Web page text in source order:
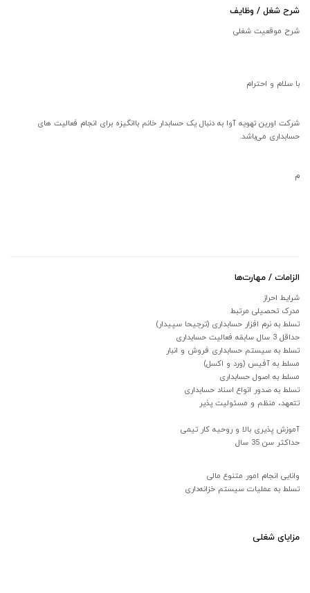
شرح شغل / وظایف
شرح موقعیت شغلی
با سلام و احترام
شرکت اورین تهویه آوا به دنبال یک حسابدار خانم باانگیزه برای انجام فعالیت های
حسابداری می‌باشد.
م
الزامات / مهارت‌ها
شرایط احراز
مدرک تحصیلی مرتبط
تسلط به نرم افزار حسابداری (ترجیحا سپیدار)
حداقل 3 سال سابقه فعالیت حسابداری
تسلط به سیستم حسابداری فروش و انبار
مسلط به آفیس (ورد و اکسل)
مسلط به اصول حسابداری
تسلط به صدور انواع اسناد حسابداری
تتعهد، منظم و مسئولیت پذیر
آموزش پذیری بالا و روحیه کار تیمی
حداکثر سن 35 سال
وانایی انجام امور متنوع مالی
تسلط به عملیات سیستم خزانه‌داری
مزایای شغلی